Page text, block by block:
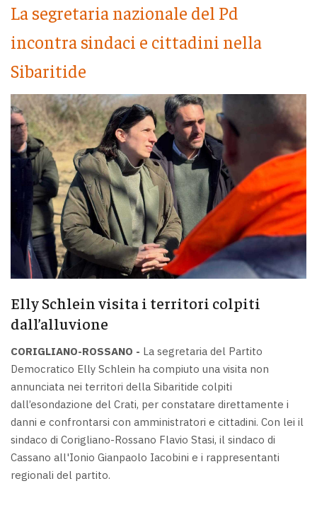
La segretaria nazionale del Pd
incontra sindaci e cittadini nella
Sibaritide
Elly Schlein visita i territori colpiti
dall’alluvione
CORIGLIANO-ROSSANO - La segretaria del Partito
Democratico Elly Schlein ha compiuto una visita non
annunciata nei territori della Sibaritide colpiti
dall’esondazione del Crati, per constatare direttamente i
danni e confrontarsi con amministratori e cittadini. Con lei il
sindaco di Corigliano-Rossano Flavio Stasi, il sindaco di
Cassano all'Ionio Gianpaolo Iacobini e i rappresentanti
regionali del partito.